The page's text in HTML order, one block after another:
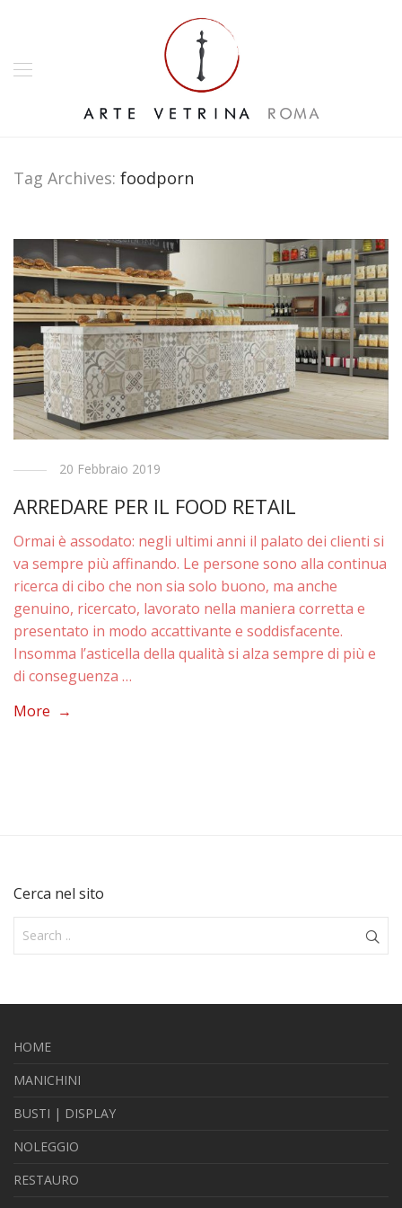
Tag Archives: foodporn
20 Febbraio 2019
ARREDARE PER IL FOOD RETAIL
Ormai è assodato: negli ultimi anni il palato dei clienti si
va sempre più affinando. Le persone sono alla continua
ricerca di cibo che non sia solo buono, ma anche
genuino, ricercato, lavorato nella maniera corretta e
presentato in modo accattivante e soddisfacente.
Insomma l’asticella della qualità si alza sempre di più e
di conseguenza …
More →
Cerca nel sito
HOME
MANICHINI
BUSTI | DISPLAY
NOLEGGIO
RESTAURO